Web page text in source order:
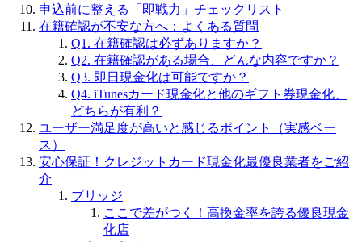
申込前に整える「即戦力」チェックリスト
在籍確認が不安な方へ：よくある質問
Q1. 在籍確認は必ずありますか？
Q2. 在籍確認がある場合、どんな内容ですか？
Q3. 即日現金化は可能ですか？
Q4. iTunesカード現金化と他のギフト券現金化、
どちらが有利？
ユーザー満足度が高いと感じるポイント（実感ベー
ス）
安心保証！クレジットカード現金化最優良業者をご紹
介
ブリッジ
ここで差がつく！高換金率を誇る優良現金
化店